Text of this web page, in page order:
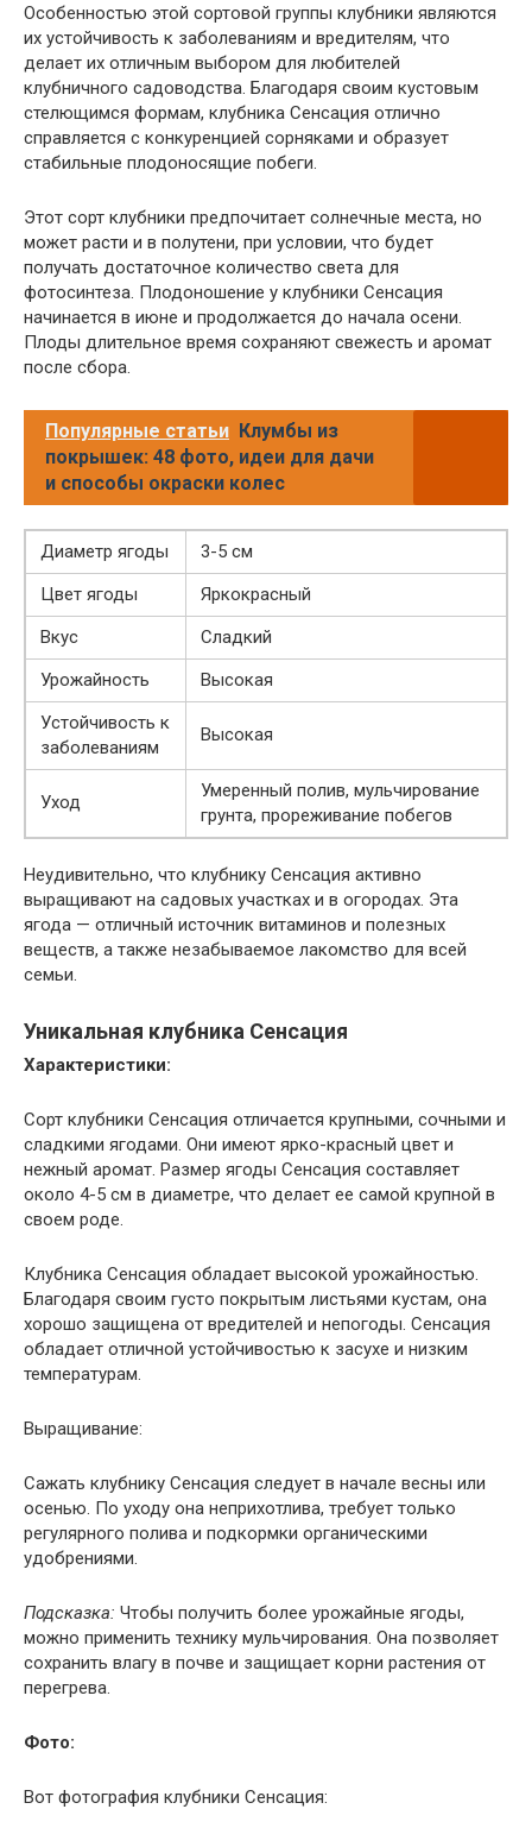
Особенностью этой сортовой группы клубники являются
их устойчивость к заболеваниям и вредителям, что
делает их отличным выбором для любителей
клубничного садоводства. Благодаря своим кустовым
стелющимся формам, клубника Сенсация отлично
справляется с конкуренцией сорняками и образует
стабильные плодоносящие побеги.
Этот сорт клубники предпочитает солнечные места, но
может расти и в полутени, при условии, что будет
получать достаточное количество света для
фотосинтеза. Плодоношение у клубники Сенсация
начинается в июне и продолжается до начала осени.
Плоды длительное время сохраняют свежесть и аромат
после сбора.
Популярные статьи Клумбы из
покрышек: 48 фото, идеи для дачи
и способы окраски колес
Диаметр ягоды
3-5 см
Цвет ягоды
Яркокрасный
Вкус
Сладкий
Урожайность
Высокая
Устойчивость к
заболеваниям
Высокая
Уход
Умеренный полив, мульчирование
грунта, прореживание побегов
Неудивительно, что клубнику Сенсация активно
выращивают на садовых участках и в огородах. Эта
ягода — отличный источник витаминов и полезных
веществ, а также незабываемое лакомство для всей
семьи.
Уникальная клубника Сенсация
Характеристики:
Сорт клубники Сенсация отличается крупными, сочными и
сладкими ягодами. Они имеют ярко-красный цвет и
нежный аромат. Размер ягоды Сенсация составляет
около 4-5 см в диаметре, что делает ее самой крупной в
своем роде.
Клубника Сенсация обладает высокой урожайностью.
Благодаря своим густо покрытым листьями кустам, она
хорошо защищена от вредителей и непогоды. Сенсация
обладает отличной устойчивостью к засухе и низким
температурам.
Выращивание:
Сажать клубнику Сенсация следует в начале весны или
осенью. По уходу она неприхотлива, требует только
регулярного полива и подкормки органическими
удобрениями.
Подсказка: Чтобы получить более урожайные ягоды,
можно применить технику мульчирования. Она позволяет
сохранить влагу в почве и защищает корни растения от
перегрева.
Фото:
Вот фотография клубники Сенсация: